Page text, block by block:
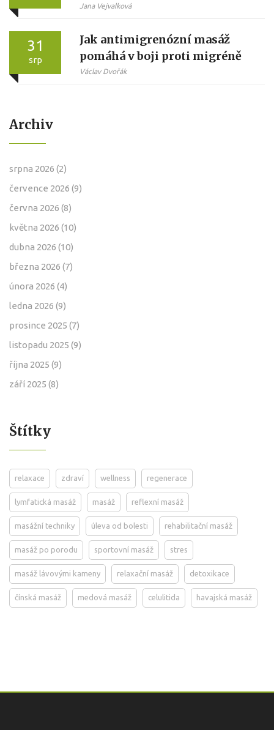
Jana Vejvalková
31
srp
Jak antimigrenózní masáž
pomáhá v boji proti migréně
Václav Dvořák
Archiv
srpna 2026 (2)
července 2026 (9)
června 2026 (8)
května 2026 (10)
dubna 2026 (10)
března 2026 (7)
února 2026 (4)
ledna 2026 (9)
prosince 2025 (7)
listopadu 2025 (9)
října 2025 (9)
září 2025 (8)
Štítky
relaxace zdraví wellness regenerace
lymfatická masáž masáž reflexní masáž
masážní techniky úleva od bolesti rehabilitační masáž
masáž po porodu sportovní masáž stres
masáž lávovými kameny relaxační masáž detoxikace
čínská masáž medová masáž celulitida havajská masáž